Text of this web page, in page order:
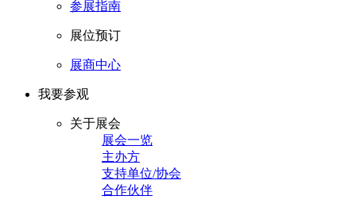
参展指南
展位预订
展商中心
我要参观
关于展会
展会一览
主办方
支持单位/协会
合作伙伴